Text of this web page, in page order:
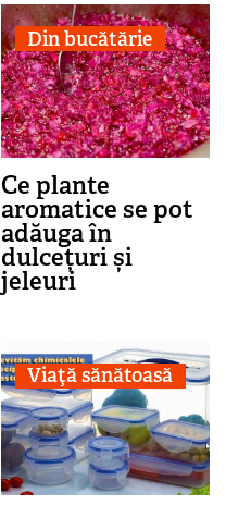
Din bucătărie
Ce plante
aromatice se pot
adăuga în
dulcețuri și
jeleuri
Viaţă sănătoasă